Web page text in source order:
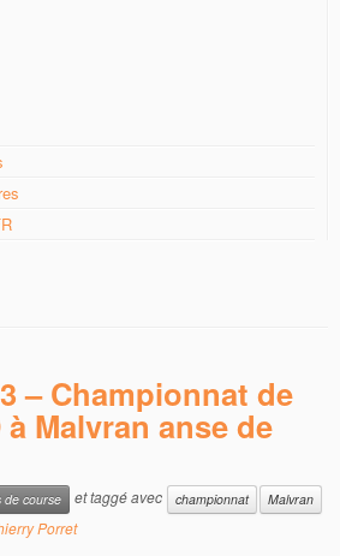
– Championnat de
Malvran anse de
de course et taggé avec championnat
Malvran
Porret